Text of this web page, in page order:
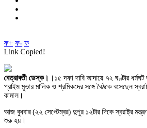
ফ+ ফ- ফ
Link Copied!
বেত্রাবতী ডেস্ক।। ১৫ দফা দাবি আদায়ে ৭২ ঘণ্টার ধর্মঘট
প্রাইম মুভার মালিক ও শ্রমিকদের সঙ্গে বৈঠকে বসেছেন
কামাল।
আজ বুধবার (২২ সেপ্টেম্বর) দুপুর ১২টার দিকে স্বরাষ্ট্র
শুরু হয়।